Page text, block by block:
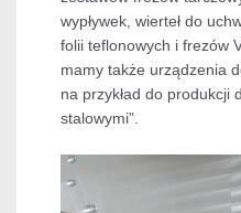
wypływek, wierteł do
folii teflonowych i frezów
mamy także urządzenia
na przykład do produkcji
stalowymi”.